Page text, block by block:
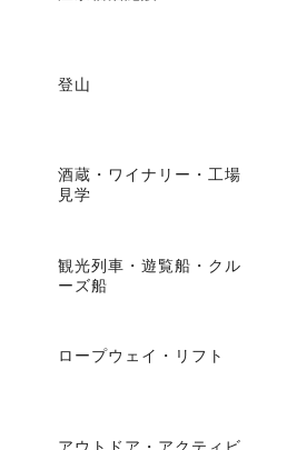
登山
酒蔵・ワイナリー・工場
見学
観光列車・遊覧船・クル
ーズ船
ロープウェイ・リフト